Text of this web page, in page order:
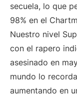
secuela, lo que
98% en el
Nuestro nivel
con el rapero
asesinado en
mundo lo
aumentando en